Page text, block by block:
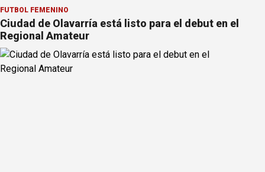
FÚTBOL FEMENINO
Ciudad de Olavarría está listo para el debut en el
Regional Amateur